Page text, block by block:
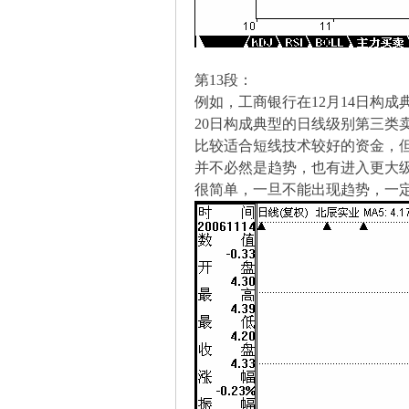
第13段：
例如，工商银行在12月14日构成
20日构成典型的日线级别第三类
比较适合短线技术较好的资金，
并不必然是趋势，也有进入更大
很简单，一旦不能出现趋势，一